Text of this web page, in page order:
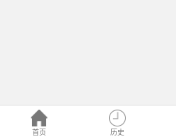
首页 历史